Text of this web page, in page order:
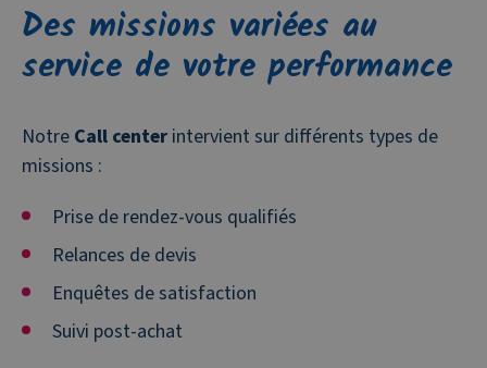
Des missions variées au
service de votre performance
Notre Call center intervient sur différents types de
missions :
Prise de rendez-vous qualifiés
Relances de devis
Enquêtes de satisfaction
Suivi post-achat